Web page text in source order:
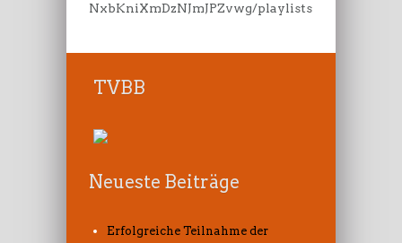
NxbKniXmDzNJmJPZvwg/playlists
TVBB
Neueste Beiträge
Erfolgreiche Teilnahme der